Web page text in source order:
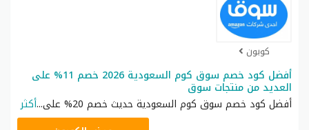
كوبون
أفضل كود خصم سوق كوم السعودية 2026 خصم 11% على
العديد من منتجات سوق
أفضل كود خصم سوق كوم السعودية حديث خصم 20% على
...أكثر